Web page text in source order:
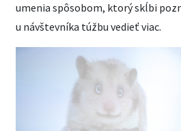
umenia spôsobom, ktorý skĺbi
u návštevníka túžbu vedieť viac.